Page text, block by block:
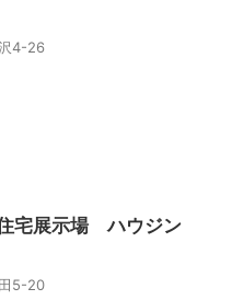
4-26
宅展示場 ハウジン
5-20